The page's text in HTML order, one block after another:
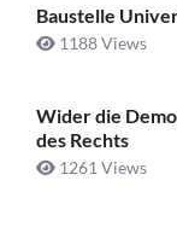
Baustelle
1188 Views
Wider die
des Rechts
1261 Views